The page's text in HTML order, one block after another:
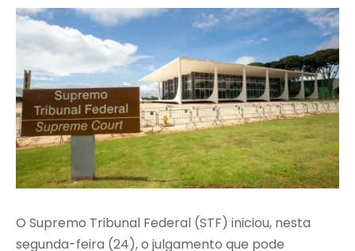
O Supremo Tribunal Federal (STF) iniciou, nesta
segunda-feira (24), o julgamento que pode